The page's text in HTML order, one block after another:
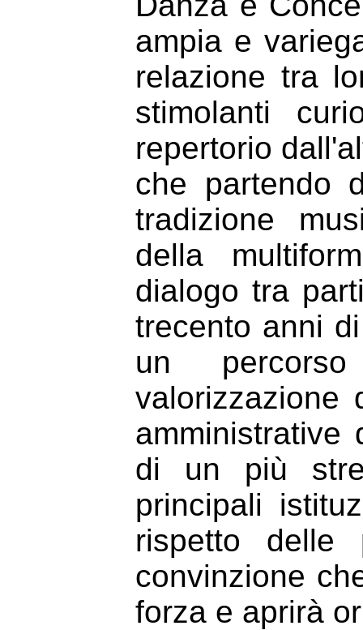
ampia e
relazione tra
stimolanti
repertorio
che partendo
tradizione
della
dialogo tra
trecento anni
un
valorizzazione
amministrative
di un più
principali
rispetto delle
convinzione
forza e aprirà